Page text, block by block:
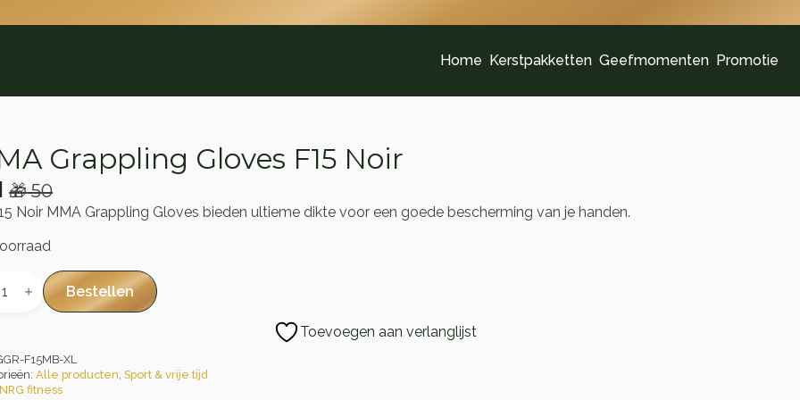
Home Kerstpakketten Geefmomenten Promotie
Grappling Gloves F15 Noir
🎁50
Noir MMA Grappling Gloves bieden ultieme dikte voor een goede bescherming van je handen.
Bestellen
Toevoegen aan verlanglijst
F15MB-XL
Alle producten,Sport & vrije tijd
NRG fitness